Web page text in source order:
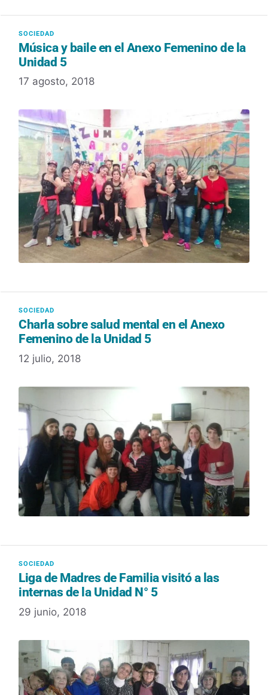
Música y baile en el Anexo Femenino de la
Unidad 5
17 agosto, 2018
Charla sobre salud mental en el Anexo
Femenino de la Unidad 5
12 julio, 2018
Liga de Madres de Familia visitó a las
internas de la Unidad N° 5
29 junio, 2018